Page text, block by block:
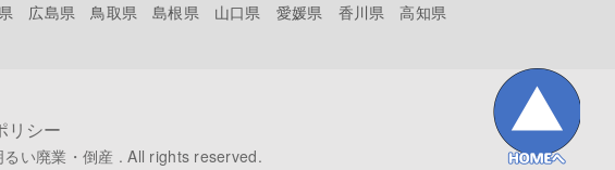
広島県 鳥取県 島根県 山口県 愛媛県 香川県
高知県
リシー
い廃業・倒産 . All rights reserved.